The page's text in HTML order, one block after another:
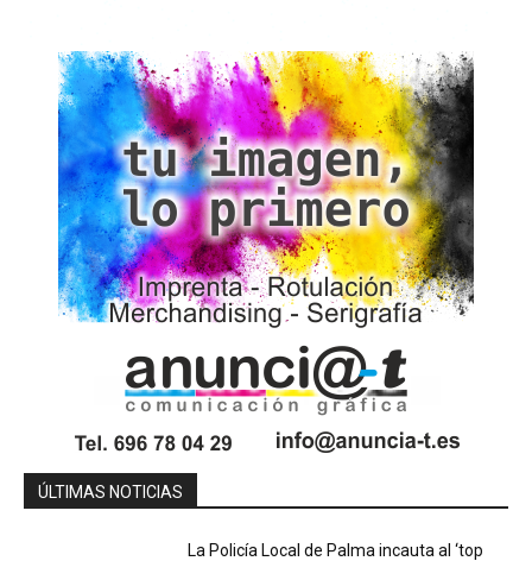
ÚLTIMAS NOTICIAS
La Policía Local de Palma incauta al ‘top